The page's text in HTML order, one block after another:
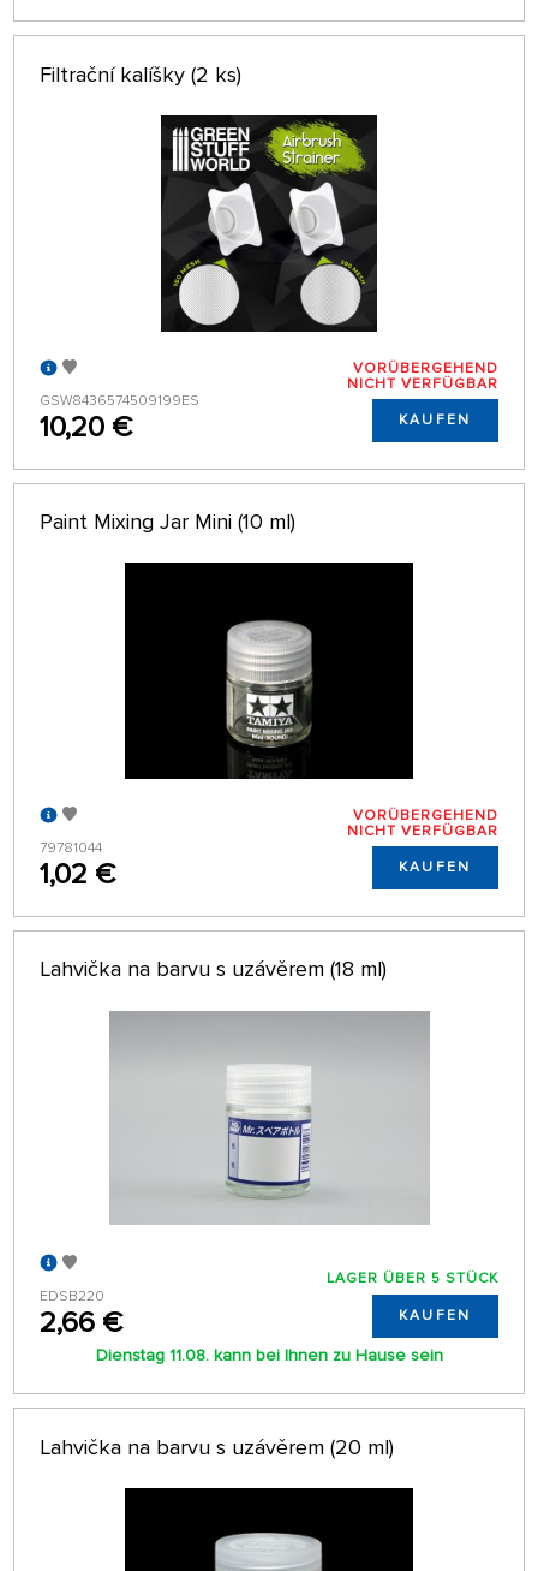
Filtrační kalíšky (2 ks)
GSW8436574509199ES
10,20 €
VORÜBERGEHEND
NICHT VERFÜGBAR
KAUFEN
Paint Mixing Jar Mini (10 ml)
79781044
1,02 €
VORÜBERGEHEND
NICHT VERFÜGBAR
KAUFEN
Lahvička na barvu s uzávěrem (18 ml)
EDSB220
2,66 €
LAGER ÜBER 5 STÜCK
KAUFEN
Dienstag 11.08. kann bei Ihnen zu Hause sein
Lahvička na barvu s uzávěrem (20 ml)